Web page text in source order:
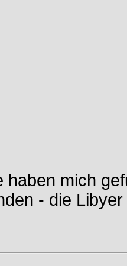
haben mich
- die